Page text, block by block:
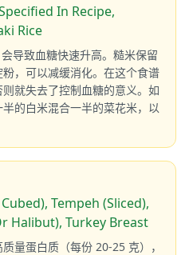
In Recipe,
Rice
导致血糖快速升高。糙米保留
，可以减缓消化。在这个食谱
就失去了控制血糖的意义。如
的白米混合一半的菜花米，以
Tempeh (Sliced),
Halibut), Turkey Breast
量蛋白质（每份 20-25 克），